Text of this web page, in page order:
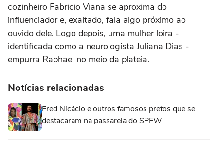
cozinheiro Fabricio Viana se aproxima do
influenciador e, exaltado, fala algo próximo ao
ouvido dele. Logo depois, uma mulher loira -
identificada como a neurologista Juliana Dias -
empurra Raphael no meio da plateia.
Notícias relacionadas
Fred Nicácio e outros famosos pretos que se
destacaram na passarela do SPFW